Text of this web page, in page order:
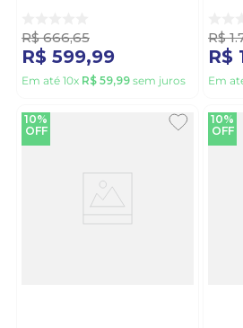
R$ 666,65
R$ 599,99
Em até 10x R$ 59,99 sem juros
R$ 1.
R$
Em
10%
OFF
10%
OFF